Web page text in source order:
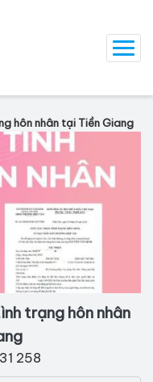
hôn nhân tại Tiền Giang
trạng hôn nhân
258